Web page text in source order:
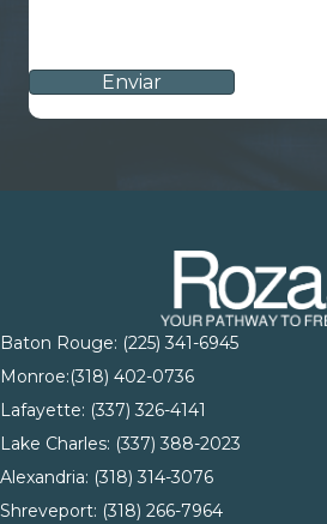
Baton Rouge: (225) 341-6945
Monroe:(318) 402-0736
Lafayette: (337) 326-4141
Lake Charles: (337) 388-2023
Alexandria: (318) 314-3076
Shreveport: (318) 266-7964